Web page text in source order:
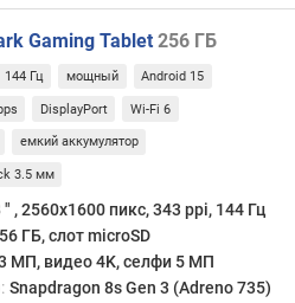
Gaming Tablet 256 ГБ
144 Гц мощный Android 15
DisplayPort Wi-Fi 6
емкий аккумулятор
3.5 мм
″ , 2560x1600 пикс, 343 ppi, 144 Гц
ГБ, слот microSD
МП, видео 4K, селфи 5 МП
Snapdragon 8s Gen 3 (Adreno 735)